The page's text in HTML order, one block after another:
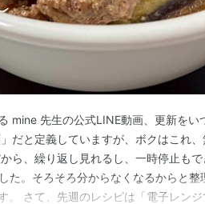
mine 先生の公式LINE動画、更新をい
だと定義していますが、ボクはこれ
ら、繰り返し見れるし、一時停止もで
た。そろそろ分からなくなるからと整
。 さて、先週のレシピは「電子レンジ